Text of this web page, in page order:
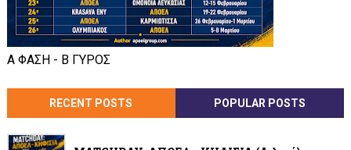
Α ΦΑΣΗ - Β ΓΥΡΟΣ
RECENT POSTS POPULAR POSTS